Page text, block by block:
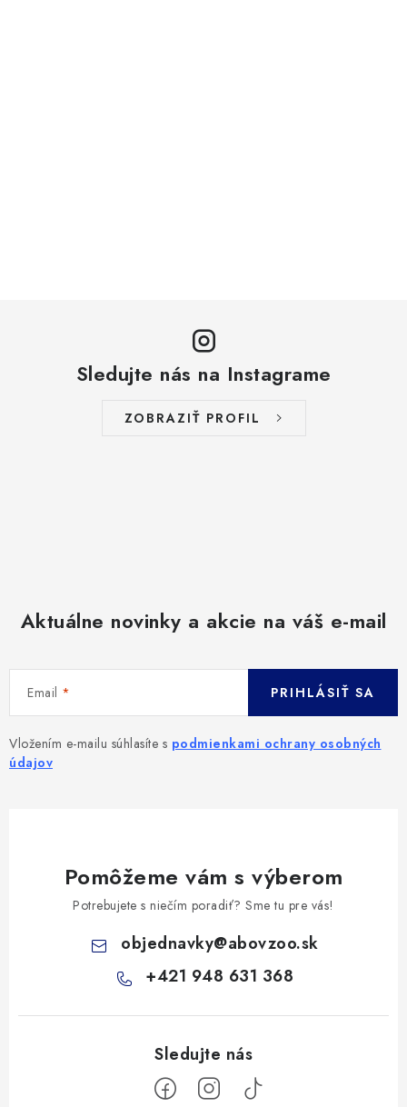
Sledujte nás na Instagrame
ZOBRAZIŤ PROFIL
Aktuálne novinky a akcie na váš e-mail
Email
Vložením e-mailu súhlasíte s podmienkami ochrany osobných
údajov
PRIHLÁSIŤ SA
Pomôžeme vám s výberom
Potrebujete s niečím poradiť? Sme tu pre vás!
objednavky@abovzoo.sk
+421 948 631 368